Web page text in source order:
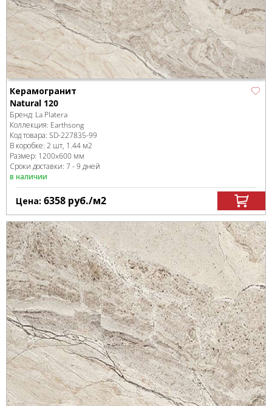
Керамогранит
Natural 120
Бренд: La Platera
Коллекция: Earthsong
Код товара: SD-227835-99
В коробке: 2 шт, 1.44 м2
Размер: 1200x600 мм
Сроки доставки: 7 - 9 дней
в наличии
Цена: 6358 руб./м2